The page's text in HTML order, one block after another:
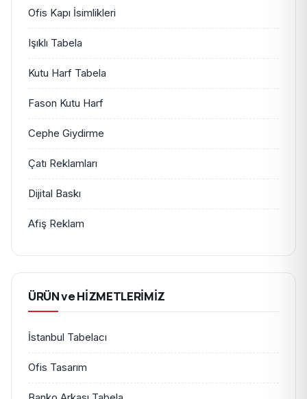
Ofis Kapı İsimlikleri
Işıklı Tabela
Kutu Harf Tabela
Fason Kutu Harf
Cephe Giydirme
Çatı Reklamları
Dijital Baskı
Afiş Reklam
ÜRÜN ve HİZMETLERİMİZ
İstanbul Tabelacı
Ofis Tasarım